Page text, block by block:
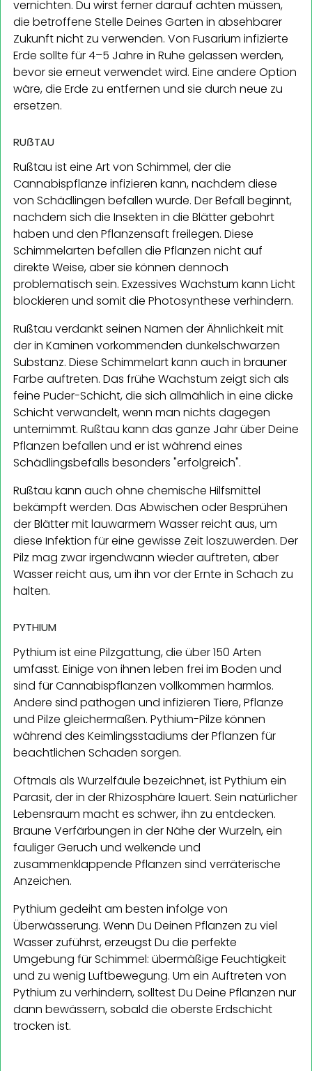
vernichten. Du wirst ferner darauf achten müssen,
die betroffene Stelle Deines Garten in absehbarer
Zukunft nicht zu verwenden. Von Fusarium infizierte
Erde sollte für 4–5 Jahre in Ruhe gelassen werden,
bevor sie erneut verwendet wird. Eine andere Option
wäre, die Erde zu entfernen und sie durch neue zu
ersetzen.
RUẞTAU
Rußtau ist eine Art von Schimmel, der die
Cannabispflanze infizieren kann, nachdem diese
von Schädlingen befallen wurde. Der Befall beginnt,
nachdem sich die Insekten in die Blätter gebohrt
haben und den Pflanzensaft freilegen. Diese
Schimmelarten befallen die Pflanzen nicht auf
direkte Weise, aber sie können dennoch
problematisch sein. Exzessives Wachstum kann Licht
blockieren und somit die Photosynthese verhindern.
Rußtau verdankt seinen Namen der Ähnlichkeit mit
der in Kaminen vorkommenden dunkelschwarzen
Substanz. Diese Schimmelart kann auch in brauner
Farbe auftreten. Das frühe Wachstum zeigt sich als
feine Puder-Schicht, die sich allmählich in eine dicke
Schicht verwandelt, wenn man nichts dagegen
unternimmt. Rußtau kann das ganze Jahr über Deine
Pflanzen befallen und er ist während eines
Schädlingsbefalls besonders "erfolgreich".
Rußtau kann auch ohne chemische Hilfsmittel
bekämpft werden. Das Abwischen oder Besprühen
der Blätter mit lauwarmem Wasser reicht aus, um
diese Infektion für eine gewisse Zeit loszuwerden. Der
Pilz mag zwar irgendwann wieder auftreten, aber
Wasser reicht aus, um ihn vor der Ernte in Schach zu
halten.
PYTHIUM
Pythium ist eine Pilzgattung, die über 150 Arten
umfasst. Einige von ihnen leben frei im Boden und
sind für Cannabispflanzen vollkommen harmlos.
Andere sind pathogen und infizieren Tiere, Pflanze
und Pilze gleichermaßen. Pythium-Pilze können
während des Keimlingsstadiums der Pflanzen für
beachtlichen Schaden sorgen.
Oftmals als Wurzelfäule bezeichnet, ist Pythium ein
Parasit, der in der Rhizosphäre lauert. Sein natürlicher
Lebensraum macht es schwer, ihn zu entdecken.
Braune Verfärbungen in der Nähe der Wurzeln, ein
fauliger Geruch und welkende und
zusammenklappende Pflanzen sind verräterische
Anzeichen.
Pythium gedeiht am besten infolge von
Überwässerung. Wenn Du Deinen Pflanzen zu viel
Wasser zuführst, erzeugst Du die perfekte
Umgebung für Schimmel: übermäßige Feuchtigkeit
und zu wenig Luftbewegung. Um ein Auftreten von
Pythium zu verhindern, solltest Du Deine Pflanzen nur
dann bewässern, sobald die oberste Erdschicht
trocken ist.